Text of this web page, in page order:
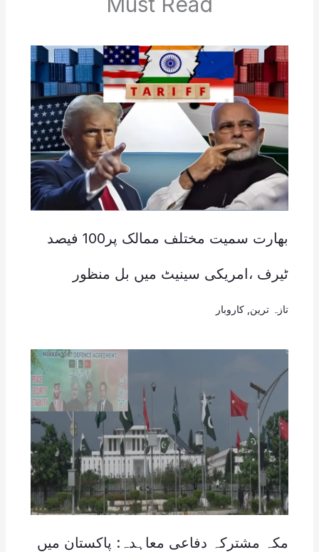
بھارت سمیت مختلف ممالک پر100 فیصد
ٹیرف ،امریکی سینیٹ میں بل منظور
تازہ ترین کاروبار
مکہ مشترکہ دفاعی معاہدہ: پاکستان میں